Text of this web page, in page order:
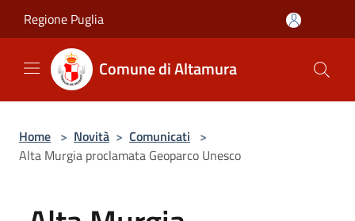
Regione Puglia
Comune di Altamura
Home > Novità > Comunicati >
Alta Murgia proclamata Geoparco Unesco